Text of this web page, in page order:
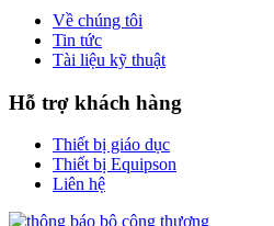
Về chúng tôi
Tin tức
Tài liệu kỹ thuật
Hỗ trợ khách hàng
Thiết bị giáo dục
Thiết bị Equipson
Liên hệ